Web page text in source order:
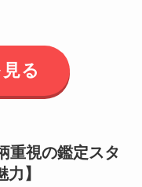
る
重視の鑑定スタ
】